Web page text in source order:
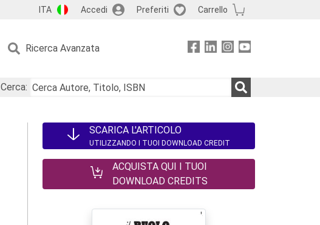
ITA Accedi Preferiti Carrello
Ricerca Avanzata
Cerca:
SCARICA L'ARTICOLO
UTILIZZANDO I TUOI DOWNLOAD CREDIT
ACQUISTA QUI I TUOI
DOWNLOAD CREDITS